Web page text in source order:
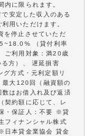
内に限られます。
安定した収入のある
用いただけます。
を停止させていただ
（貸付利率
ご利用対象：満20歳
方）、 遅延損害
方式・元利定額リ
最大120回（融資額の
はお借入れ及び返済
契約額に応じて、レ
・保証人：不要 ※貸
フィナンシャル株式
日本貸金業協会 貸金